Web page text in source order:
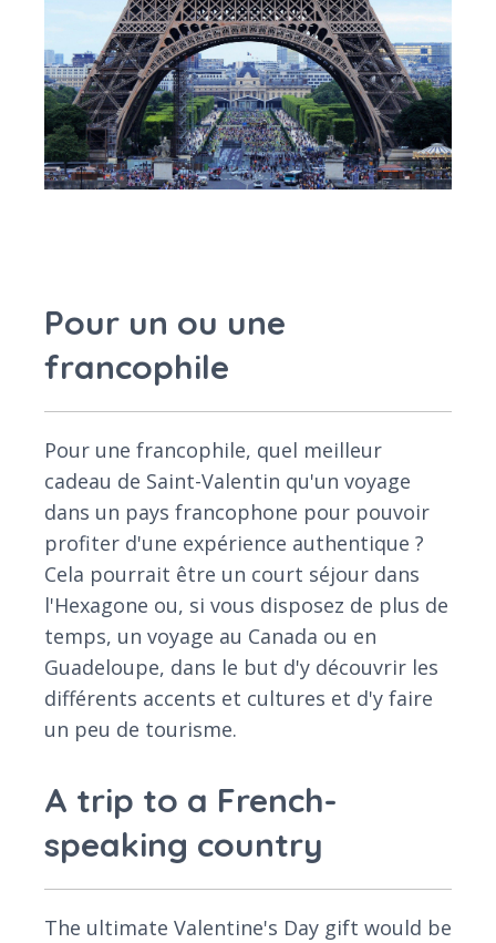
Pour un ou une
francophile
Pour une francophile, quel meilleur
cadeau de Saint-Valentin qu'un voyage
dans un pays francophone pour pouvoir
profiter d'une expérience authentique ?
Cela pourrait être un court séjour dans
l'Hexagone ou, si vous disposez de plus de
temps, un voyage au Canada ou en
Guadeloupe, dans le but d'y découvrir les
différents accents et cultures et d'y faire
un peu de tourisme.
A trip to a French-
speaking country
The ultimate Valentine's Day gift would be